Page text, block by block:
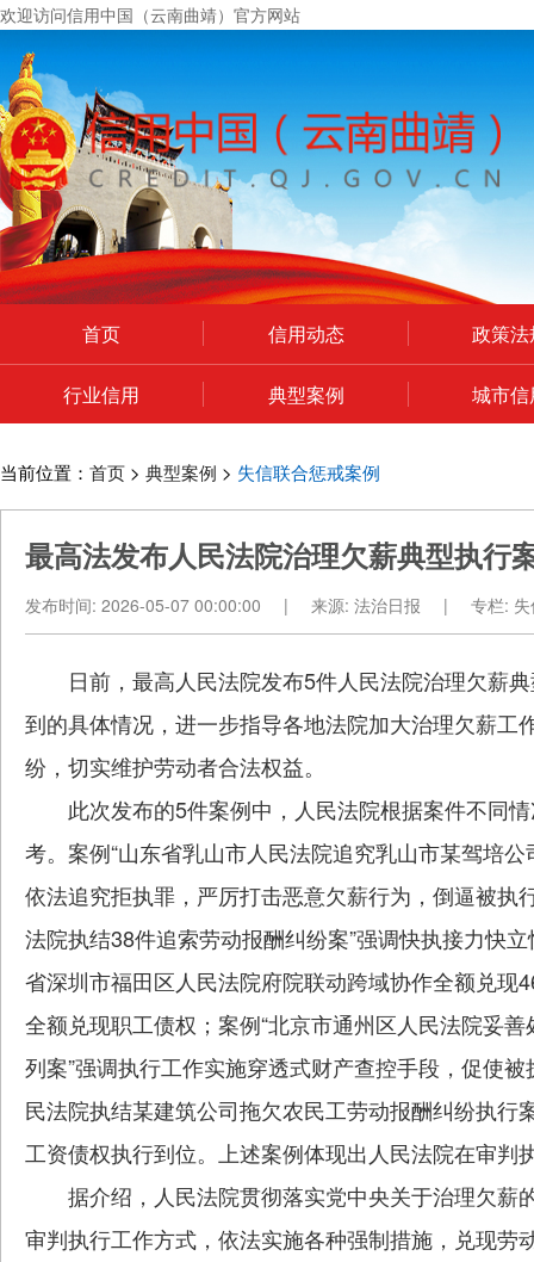
欢迎访问信用中国（云南曲靖）官方网站
首页 信用动态 政策法
行业信用 典型案例 城市信
当前位置： 首页 > 典型案例 > 失信联合惩戒案例
最高法发布人民法院治理欠薪典型执行
发布时间: 2026-05-07 00:00:00 | 来源: 法治日报 | 专栏:
日前，最高人民法院发布5件人民法院治理欠薪典
到的具体情况，进一步指导各地法院加大治理欠薪
纷，切实维护劳动者合法权益。
此次发布的5件案例中，人民法院根据案件不同情
考。案例“山东省乳山市人民法院追究乳山市某驾培
依法追究拒执罪，严厉打击恶意欠薪行为，倒逼被执
法院执结38件追索劳动报酬纠纷案”强调快执接力快
省深圳市福田区人民法院府院联动跨域协作全额兑现
全额兑现职工债权；案例“北京市通州区人民法院妥
列案”强调执行工作实施穿透式财产查控手段，促使
民法院执结某建筑公司拖欠农民工劳动报酬纠纷执行
工资债权执行到位。上述案例体现出人民法院在审
据介绍，人民法院贯彻落实党中央关于治理欠薪
审判执行工作方式，依法实施各种强制措施，兑现